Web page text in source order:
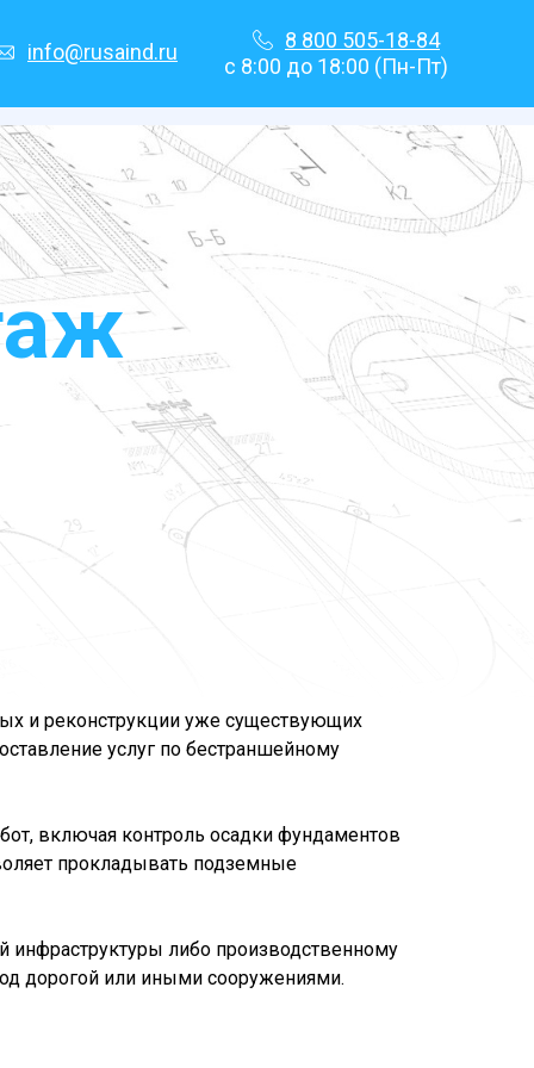
8 800 505-18-84
info@rusaind.ru
с 8:00 до 18:00 (Пн-Пт)
и реконструкции уже существующих
услуг по бестраншейному
включая контроль осадки фундаментов
прокладывать подземные
инфраструктуры либо производственному
дорогой или иными сооружениями.